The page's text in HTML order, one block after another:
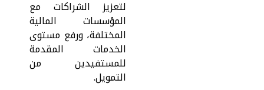
لتعزيز الشراكات مع
المؤسسات المالية
المختلفة، ورفع مستوى
الخدمات المقدمة
للمستفيدين من
التمويل.